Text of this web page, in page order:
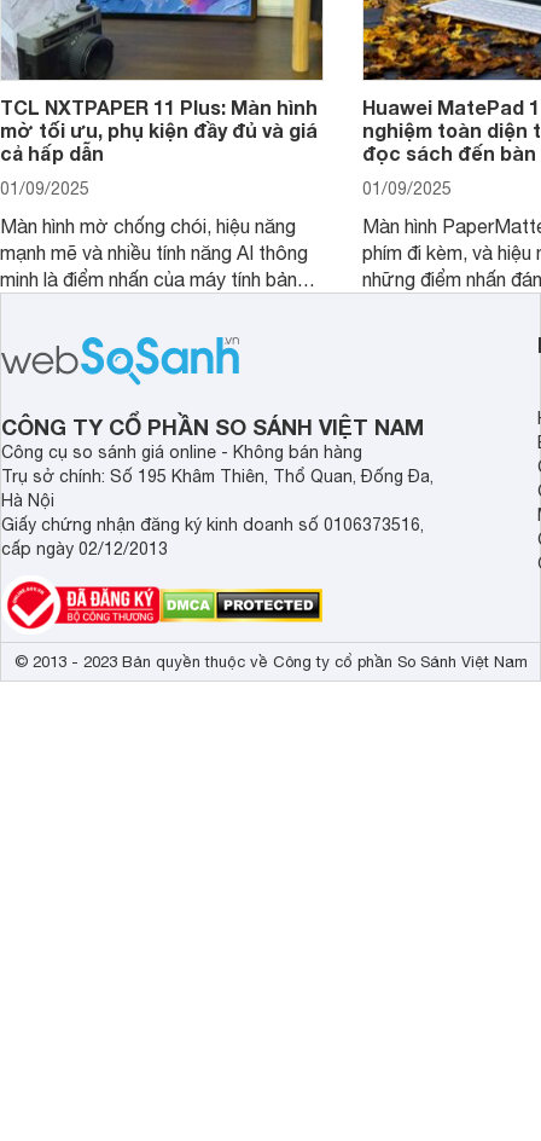
TCL NXTPAPER 11 Plus: Màn hình
mờ tối ưu, phụ kiện đầy đủ và giá
cả hấp dẫn
01/09/2025
Màn hình mờ chống chói, hiệu năng
mạnh mẽ và nhiều tính năng AI thông
minh là điểm nhấn của máy tính bảng
đáng chú ý trong phân khúc tầm
trung.
Huawei MatePad
nghiệm toàn diện
đọc sách đến
01/09/2025
Màn hình
phím đi kèm, và hiệu
những điểm nhấn
máy tính bảng
đọc sách và làm
CÔNG TY CỔ PHẦN SO SÁNH VIỆT NAM
Công cụ so sánh giá online - Không bán hàng
Trụ sở chính: Số 195 Khâm Thiên, Thổ Quan, Đống Đa,
Hà Nội
Giấy chứng nhận đăng ký kinh doanh số 0106373516,
cấp ngày 02/12/2013
© 2013 - 2023 Bản quyền thuộc về Công ty cổ phần So Sánh Việt Nam